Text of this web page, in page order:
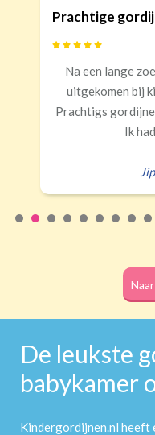
(wave plooi)
(dubbele tunnel)
Half verduisterend
€34,95 per stuk
service!
De leukste
babykamer
Kindergordijnen.nl heeft